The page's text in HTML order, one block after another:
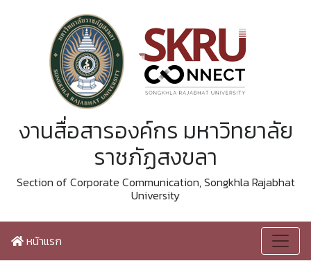
งานสื่อสารองค์กร มหาวิทยาลัย
ราชภัฏสงขลา
Section of Corporate Communication, Songkhla Rajabhat
University
หน้าแรก